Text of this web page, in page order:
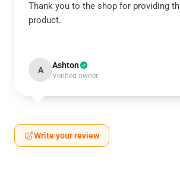
Thank you to the shop for providing
product.
A Ashton
Verified owner
Write your review